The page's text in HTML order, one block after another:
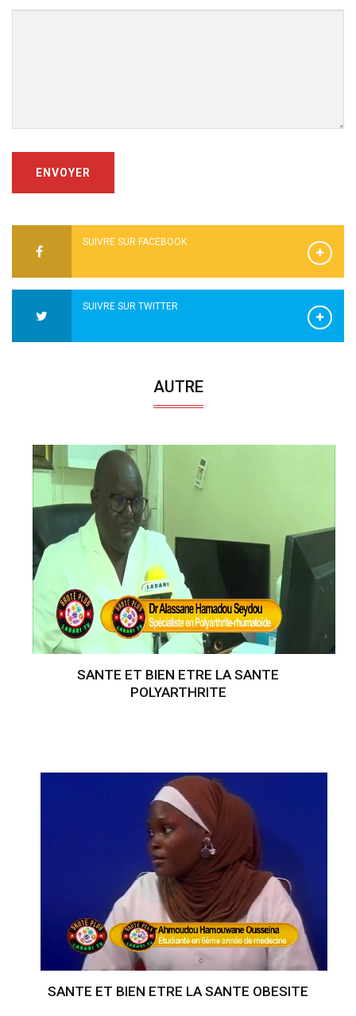
ENVOYER
SUIVRE SUR FACEBOOK
SUIVRE SUR TWITTER
AUTRE
SANTE ET BIEN ETRE LA SANTE
POLYARTHRITE
SANTE ET BIEN ETRE LA SANTE OBESITE